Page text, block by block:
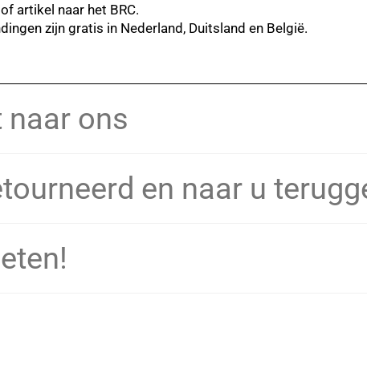
artikel naar het BRC.
zijn gratis in Nederland, Duitsland en België.
naar ons
en naar u